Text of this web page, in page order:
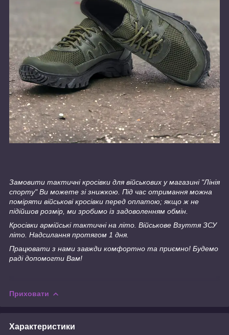
Замовити тактичні кросівки для військових у магазині "Лінія
спорту" Ви можете зі знижкою. Під час отримання можна
поміряти військові кросівки перед оплатою; якщо ж не
підійшов розмір, ми зробимо із задоволенням обмін.
Кросівки армійські тактичні на літо. Військове Взуття ЗСУ
літо. Надсилання протягом 1 дня.
Працювати з нами завжди комфортно та приємно! Будемо
раді допомогти Вам!
Приховати
Характеристики